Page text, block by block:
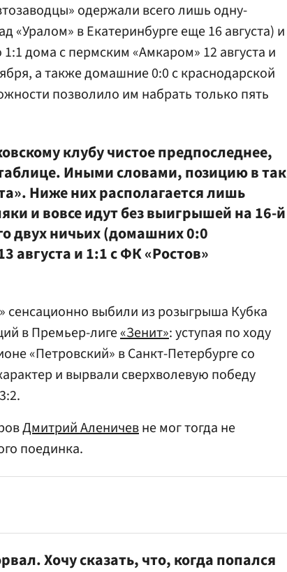
одержали всего лишь одну-
«Уралом» в Екатеринбурге еще 16 августа) и
дома с пермским «Амкаром» 12 августа и
а также домашние 0:0 с краснодарской
позволило им набрать только пять
клубу чистое предпоследнее,
Иными словами, позицию в так
Ниже них располагается лишь
и вовсе идут без выигрышей на 16-й
двух ничьих (домашних 0:0
августа и 1:1 с ФК «Ростов»
сенсационно выбили из розыгрыша Кубка
в Премьер-лиге«Зенит»: уступая по ходу
«Петровский» в Санкт-Петербурге со
и вырвали сверхволевую победу
Дмитрий Аленичевне мог тогда не
поединка.
Хочу сказать, что, когда попался